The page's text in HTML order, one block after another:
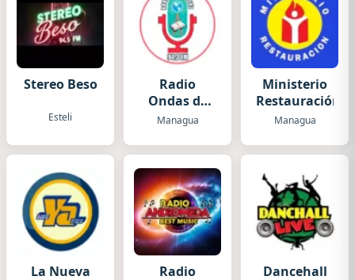
Stereo Beso
Esteli
Radio
Ondas de
Luz
Managua
Ministerio
Restauración
Managua
La Nueva
Radio
Dancehall